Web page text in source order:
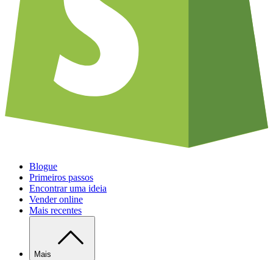
Blogue
Primeiros passos
Encontrar uma ideia
Vender online
Mais recentes
Mais